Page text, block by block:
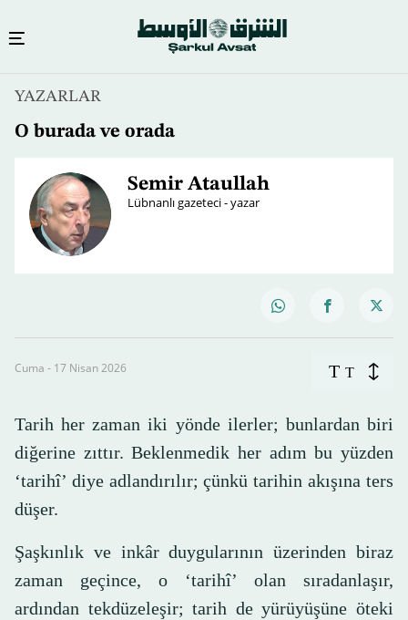
YAZARLAR
O burada ve orada
Semir Ataullah
Lübnanlı gazeteci - yazar
Cuma - 17 Nisan 2026 T T
Tarih her zaman iki yönde ilerler; bunlardan biri
diğerine zıttır. Beklenmedik her adım bu yüzden
‘tarihî’ diye adlandırılır; çünkü tarihin akışına ters
düşer.
Şaşkınlık ve inkâr duygularının üzerinden biraz
zaman geçince, o ‘tarihî’ olan sıradanlaşır,
ardından tekdüzeleşir; tarih de yürüyüşüne öteki